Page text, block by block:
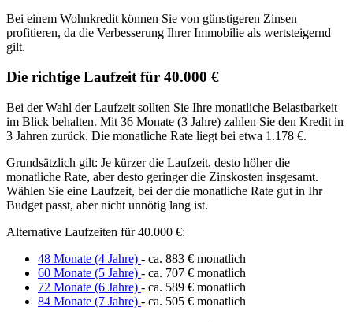
Bei einem Wohnkredit können Sie von günstigeren Zinsen
profitieren, da die Verbesserung Ihrer Immobilie als wertsteigernd
gilt.
Die richtige Laufzeit für 40.000 €
Bei der Wahl der Laufzeit sollten Sie Ihre monatliche Belastbarkeit
im Blick behalten. Mit 36 Monate (3 Jahre) zahlen Sie den Kredit in
3 Jahren zurück. Die monatliche Rate liegt bei etwa 1.178 €.
Grundsätzlich gilt: Je kürzer die Laufzeit, desto höher die
monatliche Rate, aber desto geringer die Zinskosten insgesamt.
Wählen Sie eine Laufzeit, bei der die monatliche Rate gut in Ihr
Budget passt, aber nicht unnötig lang ist.
Alternative Laufzeiten für 40.000 €:
48 Monate (4 Jahre) - ca. 883 € monatlich
60 Monate (5 Jahre) - ca. 707 € monatlich
72 Monate (6 Jahre) - ca. 589 € monatlich
84 Monate (7 Jahre) - ca. 505 € monatlich